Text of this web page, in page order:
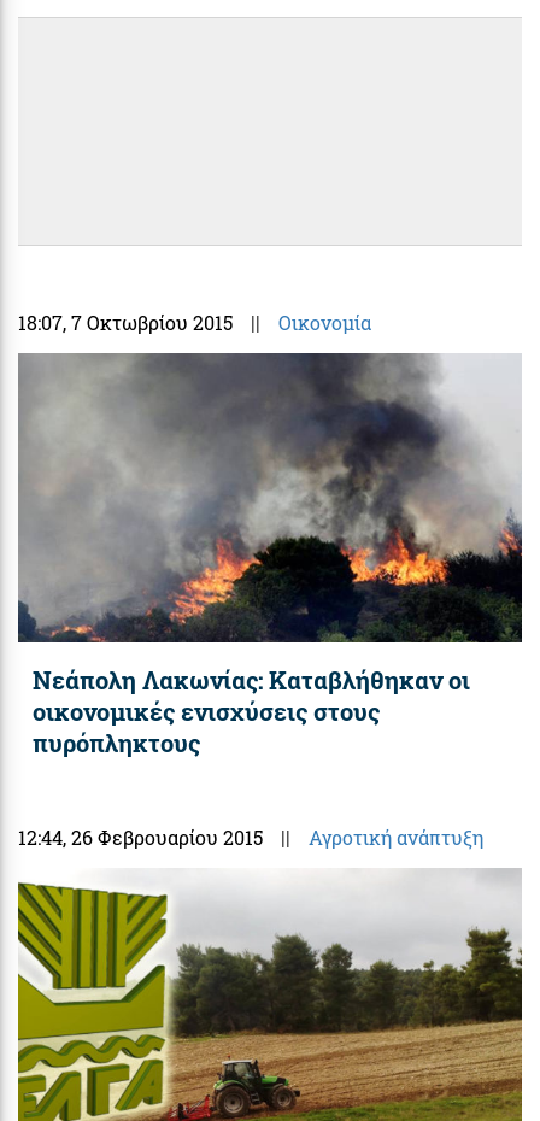
18:07, 7 Οκτωβρίου 2015 || Οικονομία
Νεάπολη Λακωνίας: Καταβλήθηκαν οι
οικονομικές ενισχύσεις στους
πυρόπληκτους
12:44, 26 Φεβρουαρίου 2015 || Αγροτική ανάπτυξη